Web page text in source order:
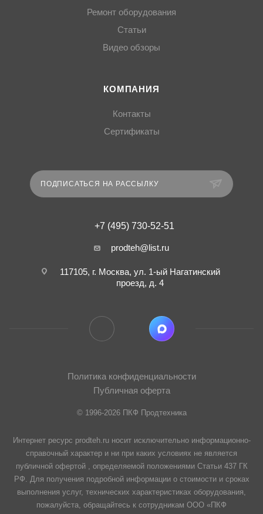
Ремонт оборудования
Статьи
Видео обзоры
КОМПАНИЯ
Контакты
Сертификаты
ПОДПИСАТЬСЯ НА РАССЫЛКУ
+7 (495) 730-52-51
prodteh@list.ru
117105, г. Москва, ул. 1-ый Нагатинский
проезд, д. 4
Политика конфиденциальности
Публичная оферта
© 1996-2026 ПКФ Продтехника
Интернет ресурс prodteh.ru носит исключительно информационно-
справочный характер и ни при каких условиях не является
публичной офертой , определяемой положениями Статьи 437 ГК
РФ. Для получения подробной информации о стоимости и сроках
выполнения услуг, технических характеристиках оборудования,
пожалуйста, обращайтесь к сотрудникам ООО «ПКФ